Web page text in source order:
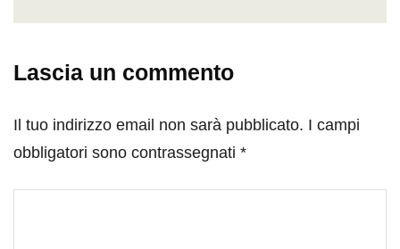
Lascia un commento
Il tuo indirizzo email non sarà pubblicato. I campi
obbligatori sono contrassegnati *